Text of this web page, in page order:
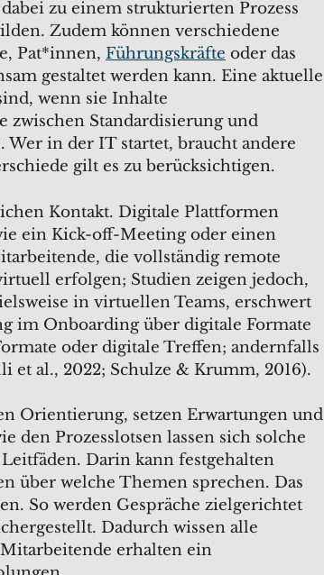
zu einem strukturierten Prozess
Zudem können verschiedene
Pat*innen, Führungskräfte oder das
gestaltet werden kann. Eine aktuelle
wenn sie Inhalte
zwischen Standardisierung und
in der IT startet, braucht andere
gilt es zu berücksichtigen.
Kontakt. Digitale Plattformen
ein Kick-off-Meeting oder einen
die vollständig remote
erfolgen; Studien zeigen jedoch,
in virtuellen Teams, erschwert
im Onboarding über digitale Formate
oder digitale Treffen; andernfalls
et al., 2022; Schulze & Krumm, 2016).
Orientierung, setzen Erwartungen und
den Prozesslotsen lassen sich solche
Darin kann festgehalten
über welche Themen sprechen. Das
So werden Gespräche zielgerichtet
Dadurch wissen alle
erhalten ein